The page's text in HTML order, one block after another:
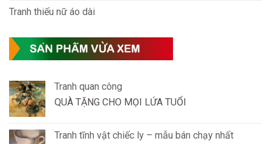
Tranh thiếu nữ áo dài
Tranh quan công
QUÀ TẶNG CHO MỌI LỨA TUỔI
Tranh tĩnh vật chiếc ly – mẫu bán chạy nhất